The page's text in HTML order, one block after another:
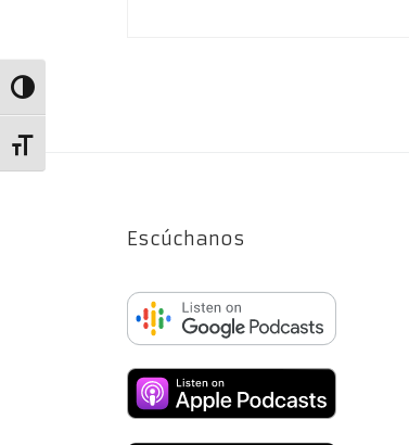
Alternar alto contraste
Alternar tamaño de letra
Escúchanos